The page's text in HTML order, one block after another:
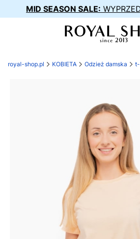
MID SEASON SALE:
royal-shop.pl KOBIETA Odzież damska